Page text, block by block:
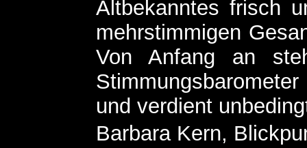
Altbekanntes frisch
mehrstimmigen
Von Anfang an
und verdient
Barbara Kern,